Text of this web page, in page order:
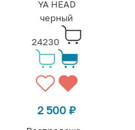
YA HEAD
черный
24230
2 500₽